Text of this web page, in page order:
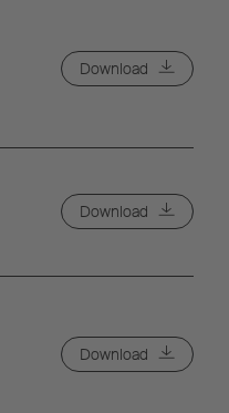
Download
Download
Download